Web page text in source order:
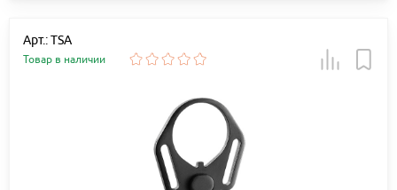
Арт.: TSA
Товар в наличии